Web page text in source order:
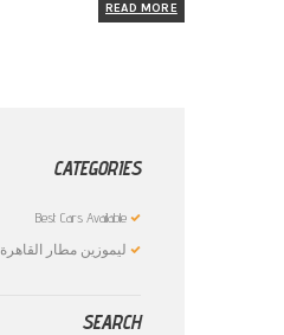
READ MORE
CATEGORIES
Best Cars Available
ليموزين مطار القاهرة
SEARCH